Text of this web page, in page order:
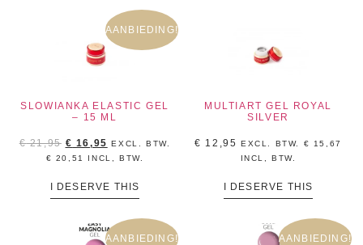
AANBIEDING!
SLOWIANKA ELASTIC GEL
– 15 ML
€21,95 € 16,95 EXCL. BTW.
€ 20,51 INCL, BTW.
I DESERVE THIS
MULTIART GEL ROYAL
SILVER
€ 12,95 EXCL. BTW. €
15,67
INCL, BTW.
I DESERVE THIS
AANBIEDING! AANBIEDING!